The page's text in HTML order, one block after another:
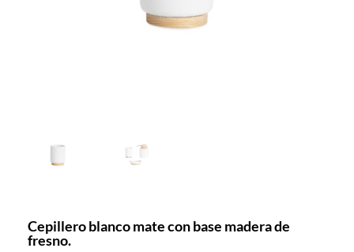
Cepillero blanco mate con base madera de
fresno.